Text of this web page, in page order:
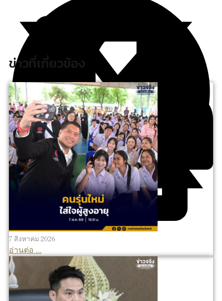
ข่าวที่เกี่ยวข้อง
7 สิงหาคม 2026
อ่านต่อ ...